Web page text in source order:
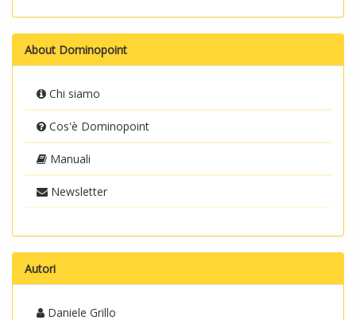
About Dominopoint
Chi siamo
Cos'è Dominopoint
Manuali
Newsletter
Autori
Daniele Grillo